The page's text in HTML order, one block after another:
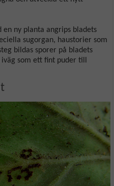
en ny planta angrips bladets
sugorgan, haustorier som
bildas sporer på bladets
som ett fint puder till